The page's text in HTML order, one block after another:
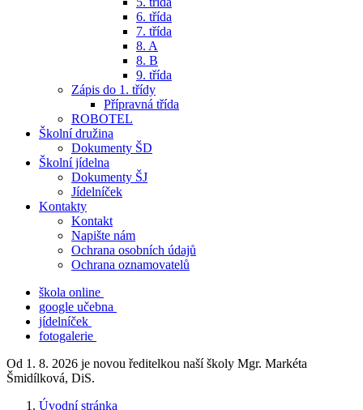
6. třída
7. třída
8. A
8. B
9. třída
Zápis do 1. třídy
Přípravná třída
ROBOTEL
Školní družina
Dokumenty ŠD
Školní jídelna
Dokumenty ŠJ
Jídelníček
Kontakty
Kontakt
Napište nám
Ochrana osobních údajů
Ochrana oznamovatelů
škola online
google učebna
jídelníček
fotogalerie
Od 1. 8. 2026 je novou ředitelkou naší školy Mgr. Markéta
Šmidílková, DiS.
Úvodní stránka